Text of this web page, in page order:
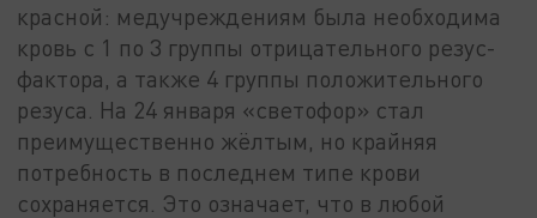
красной: медучреждениям была необходима
кровь с 1 по 3 группы отрицательного резус-
фактора, а также 4 группы положительного
резуса. На 24 января «светофор» стал
преимущественно жёлтым, но крайняя
потребность в последнем типе крови
сохраняется. Это означает, что в любой